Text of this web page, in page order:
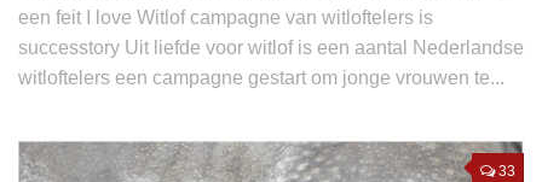
een feit I love Witlof campagne van witloftelers is
successtory Uit liefde voor witlof is een aantal Nederlandse
witloftelers een campagne gestart om jonge vrouwen te...
33